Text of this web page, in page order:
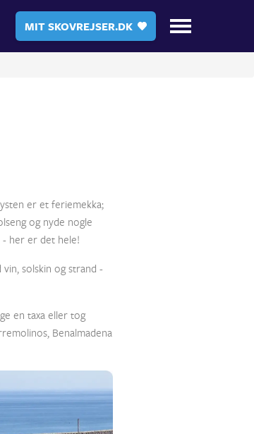
MIT SKOVREJSER.DK
er et feriemekka;
og nyde nogle
her er det hele!
solskin og strand -
en taxa eller tog
Benalmadena